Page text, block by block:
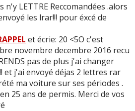
turbo - deuxiéme année
Troisiéme annéechangement
climati ...
FIABILITÉ - Turbo cassé a
a remplacer a 48000km a
Nissan inexistant(+)
Siège conducteur qui grince
n'y LETTRE Reccomandées .alors
les lrar!!! pour éxcé de
et écrie: 20 <5O c'est
novembre decembre 2016 recu
pas de plus j'ai changer
et j'ai envoyé déjas 2 lettres rar
ma voiture sur ses périodes .
25 ans de permis. Merci de vos